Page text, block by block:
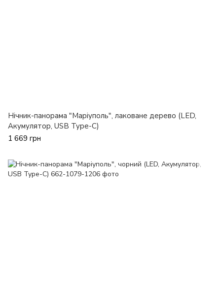
Нічник-панорама "Маріуполь", лаковане дерево (LED,
Акумулятор, USB Type-C)
1 669 грн